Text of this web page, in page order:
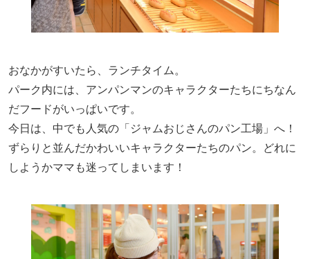
おなかがすいたら、ランチタイム。
パーク内には、アンパンマンのキャラクターたちにちなん
だフードがいっぱいです。
今日は、中でも人気の「ジャムおじさんのパン工場」へ！
ずらりと並んだかわいいキャラクターたちのパン。どれに
しようかママも迷ってしまいます！